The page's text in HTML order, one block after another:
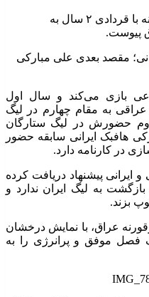
علی مبارکی هافبک ایرانی چوارقورنه با قردادی ۲ سال به
پیوست.
بازی می‌کند و سال اول
به مقام چهارم در لیگ
حضورش در لیگ ستارگان
هافبک ایرانی سابقه حضور
در کارنامه دارد.
ایرانی پیشنهاد دریافت کرده
به لیگ ایران ندارد و
بزند.
عراق، با نمایش درخشان
فصل موفق و پرانرژی را به